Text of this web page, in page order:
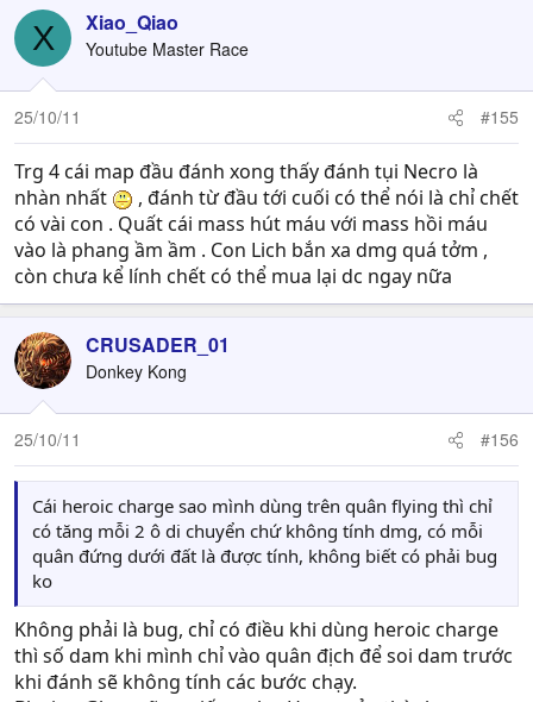
X Xiao_Qiao
Youtube Master Race
25/10/11 #155
Trg 4 cái map đầu đánh xong thấy đánh tụi Necro là
nhàn nhất
, đánh từ đầu tới cuối có thể nói là chỉ chết
có vài con . Quất cái mass hút máu với mass hồi máu
vào là phang ầm ầm . Con Lich bắn xa dmg quá tởm ,
còn chưa kể lính chết có thể mua lại dc ngay nữa
CRUSADER_01
Donkey Kong
25/10/11 #156
Cái heroic charge sao mình dùng trên quân flying thì chỉ
có tăng mỗi 2 ô di chuyển chứ không tính dmg, có mỗi
quân đứng dưới đất là được tính, không biết có phải bug
ko
Không phải là bug, chỉ có điều khi dùng heroic charge
thì số dam khi mình chỉ vào quân địch để soi dam trước
khi đánh sẽ không tính các bước chạy.